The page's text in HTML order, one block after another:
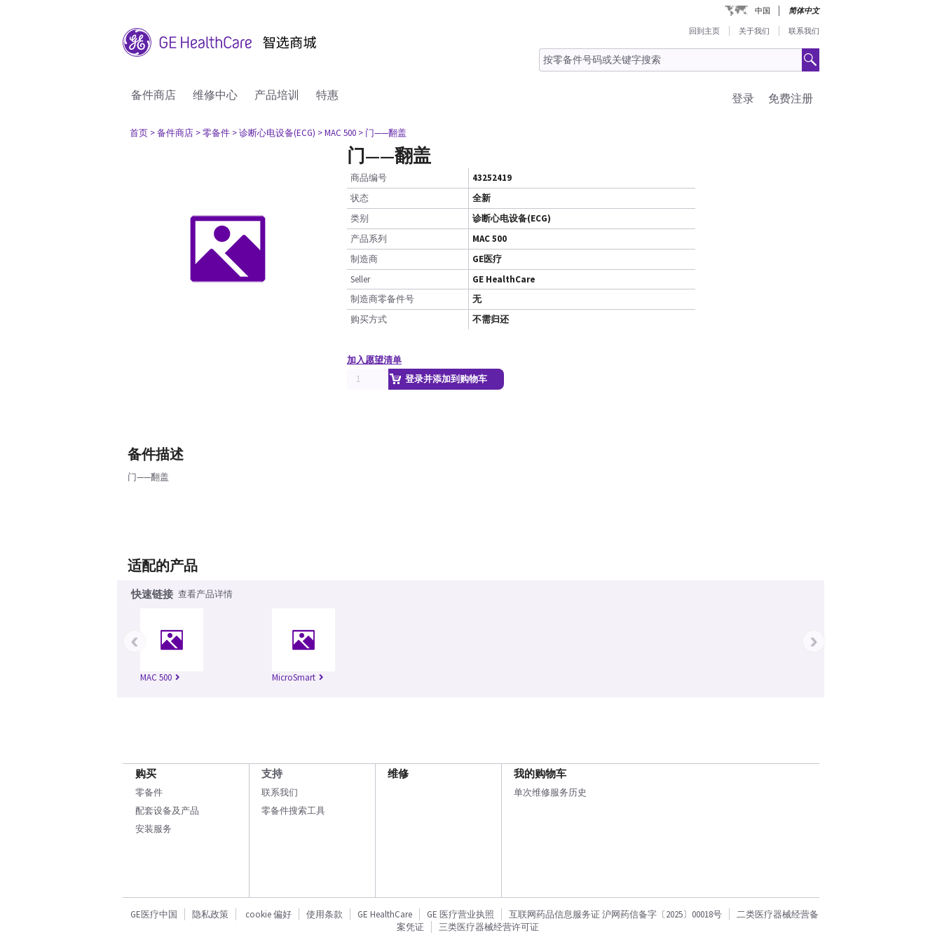
中国 简体中文
回到主页 关于我们 联系我们
备件商店 维修中心 产品培训 特惠 免费注册
登录
首页 > 备件商店 > 零备件 > 诊断心电设备(ECG) > MAC 500 > 门——翻盖
门——翻盖
商品编号
43252419
状态
全新
类别
诊断心电设备(ECG)
产品系列
MAC 500
制造商
GE医疗
Seller
GE HealthCare
制造商零备件号
无
购买方式
不需归还
加入愿望清单
登录并添加到购物车
备件描述
门——翻盖
适配的产品
快速链接 查看产品详情
MAC 500 MicroSmart
‹ ›
购买
零备件
配套设备及产品
安装服务
支持
联系我们
零备件搜索工具
维修 我的购物车
单次维修服务历史
GE医疗中国 隐私政策 cookie 偏好 使用条款 GE HealthCare GE 医疗营业执照 互联网药品信息服务证 沪网药信备字〔2025〕00018号
二类医疗器械经营备
案凭证
三类医疗器械经营许可证